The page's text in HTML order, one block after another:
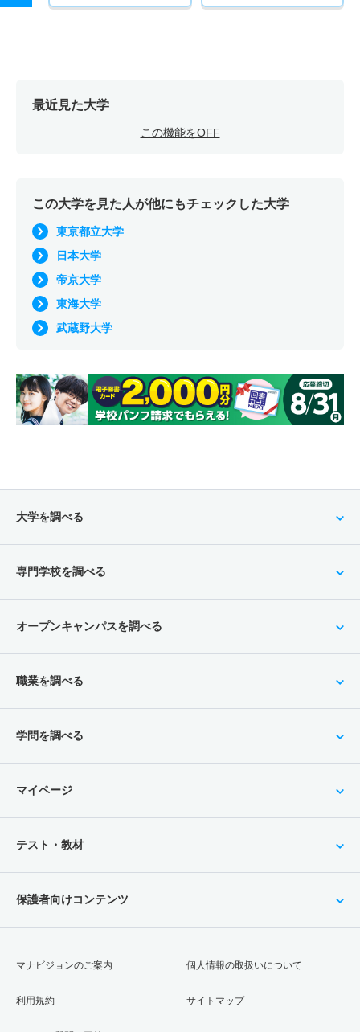
最近見た大学
この機能をOFF
この大学を見た人が他にもチェックした大学
東京都立大学
日本大学
帝京大学
東海大学
武蔵野大学
大学を調べる
専門学校を調べる
オープンキャンパスを調べる
職業を調べる
学問を調べる
マイページ
テスト・教材
保護者向けコンテンツ
マナビジョンのご案内
利用規約
個人情報の取扱いについて
サイトマップ